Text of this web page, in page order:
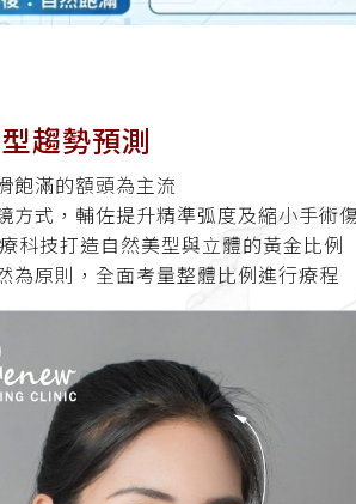
趨勢預測
飽滿的額頭為主流
方式，輔佐提升精準弧度及縮小手術
科技打造自然美型與立體的黃金比例
為原則，全面考量整體比例進行療程